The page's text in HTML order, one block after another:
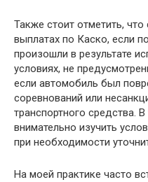
Также стоит отметить,
выплатах по Каско, если
произошли в результате
условиях, не
если автомобиль был
соревнований или
транспортного средства.
внимательно изучить
при необходимости
На моей практике часто